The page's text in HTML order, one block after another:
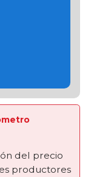
del precio
productores